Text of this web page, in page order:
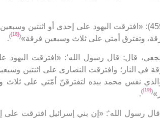
ولفظه عند أبي داوود رقم (4596): «افترقت اليهود على إحدى أو
وتفترق أمتي على ثلاث وسبعين فرقة»(
[18]
)
.
قال: قال رسول الله‘: «افترقت اليهود
في النار؛ وافترقت النصارى على اثنتين
نفس محمد بيده لتفترقنّ أمّتي على
(
[19]
)
.
رسول الله‘: «إن بني إسرائيل افترقت